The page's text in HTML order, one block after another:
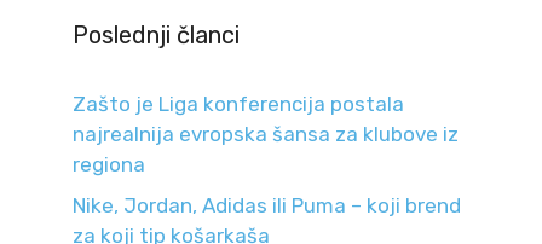
Poslednji članci
Zašto je Liga konferencija postala
najrealnija evropska šansa za klubove iz
regiona
Nike, Jordan, Adidas ili Puma – koji brend
za koji tip košarkaša